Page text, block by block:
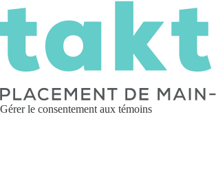
Gérer le consentement aux témoins